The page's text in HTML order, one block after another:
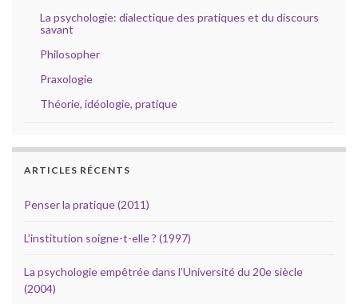
La psychologie: dialectique des pratiques et du discours
savant
Philosopher
Praxologie
Théorie, idéologie, pratique
ARTICLES RÉCENTS
Penser la pratique (2011)
L’institution soigne-t-elle ? (1997)
La psychologie empêtrée dans l’Université du 20e siècle
(2004)